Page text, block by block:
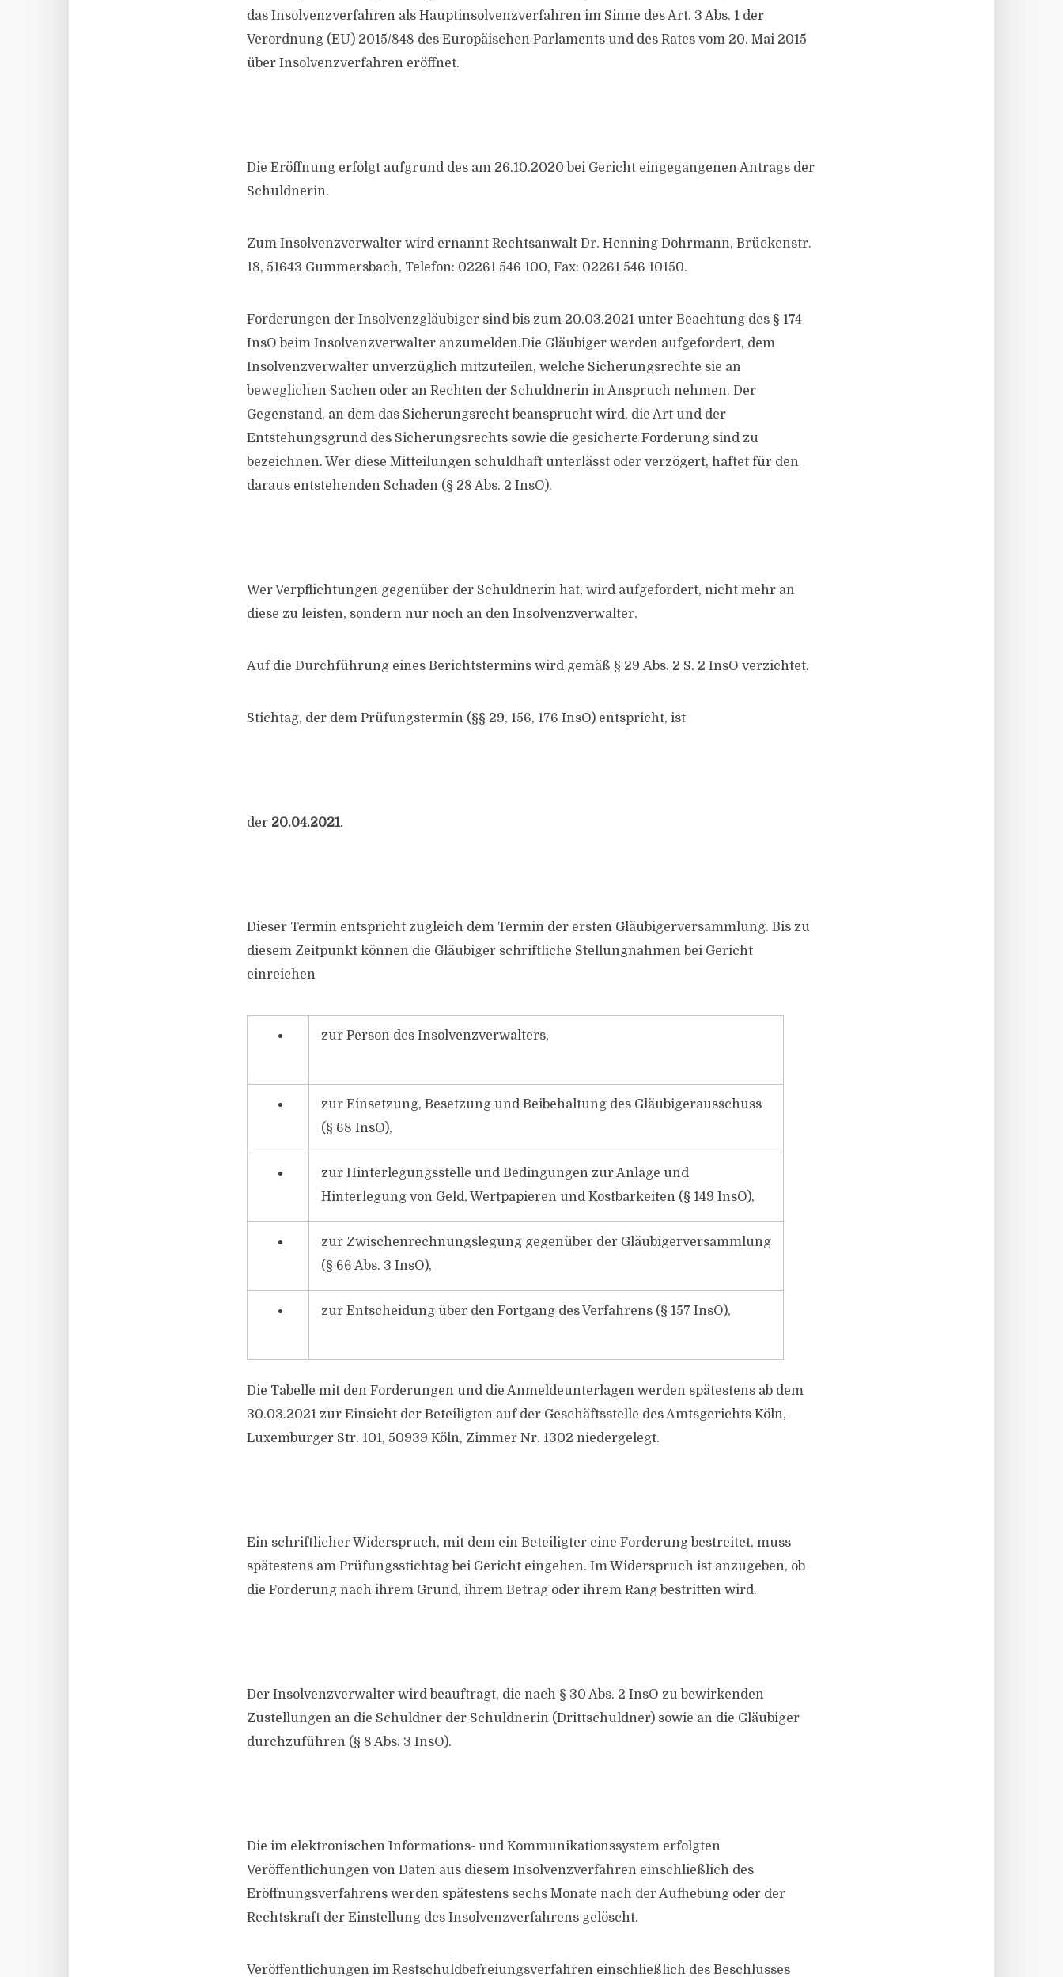
das Insolvenzverfahren als Hauptinsolvenzverfahren im Sinne des Art. 3 Abs. 1 der
Verordnung (EU) 2015/848 des Europäischen Parlaments und des Rates vom 20. Mai 2015
über Insolvenzverfahren eröffnet.
Die Eröffnung erfolgt aufgrund des am 26.10.2020 bei Gericht eingegangenen Antrags der
Schuldnerin.
Zum Insolvenzverwalter wird ernannt Rechtsanwalt Dr. Henning Dohrmann, Brückenstr.
18, 51643 Gummersbach, Telefon: 02261 546 100, Fax: 02261 546 10150.
Forderungen der Insolvenzgläubiger sind bis zum 20.03.2021 unter Beachtung des § 174
InsO beim Insolvenzverwalter anzumelden.Die Gläubiger werden aufgefordert, dem
Insolvenzverwalter unverzüglich mitzuteilen, welche Sicherungsrechte sie an
beweglichen Sachen oder an Rechten der Schuldnerin in Anspruch nehmen. Der
Gegenstand, an dem das Sicherungsrecht beansprucht wird, die Art und der
Entstehungsgrund des Sicherungsrechts sowie die gesicherte Forderung sind zu
bezeichnen. Wer diese Mitteilungen schuldhaft unterlässt oder verzögert, haftet für den
daraus entstehenden Schaden (§ 28 Abs. 2 InsO).
Wer Verpflichtungen gegenüber der Schuldnerin hat, wird aufgefordert, nicht mehr an
diese zu leisten, sondern nur noch an den Insolvenzverwalter.
Auf die Durchführung eines Berichtstermins wird gemäß § 29 Abs. 2 S. 2 InsO verzichtet.
Stichtag, der dem Prüfungstermin (§§ 29, 156, 176 InsO) entspricht, ist
der 20.04.2021.
Dieser Termin entspricht zugleich dem Termin der ersten Gläubigerversammlung. Bis zu
diesem Zeitpunkt können die Gläubiger schriftliche Stellungnahmen bei Gericht
einreichen
zur Person des Insolvenzverwalters,
zur Einsetzung, Besetzung und Beibehaltung des Gläubigerausschuss
(§ 68 InsO),
zur Hinterlegungsstelle und Bedingungen zur Anlage und
Hinterlegung von Geld, Wertpapieren und Kostbarkeiten (§ 149 InsO),
zur Zwischenrechnungslegung gegenüber der Gläubigerversammlung
(§ 66 Abs. 3 InsO),
zur Entscheidung über den Fortgang des Verfahrens (§ 157 InsO),
Die Tabelle mit den Forderungen und die Anmeldeunterlagen werden spätestens ab dem
30.03.2021 zur Einsicht der Beteiligten auf der Geschäftsstelle des Amtsgerichts Köln,
Luxemburger Str. 101, 50939 Köln, Zimmer Nr. 1302 niedergelegt.
Ein schriftlicher Widerspruch, mit dem ein Beteiligter eine Forderung bestreitet, muss
spätestens am Prüfungsstichtag bei Gericht eingehen. Im Widerspruch ist anzugeben, ob
die Forderung nach ihrem Grund, ihrem Betrag oder ihrem Rang bestritten wird.
Der Insolvenzverwalter wird beauftragt, die nach § 30 Abs. 2 InsO zu bewirkenden
Zustellungen an die Schuldner der Schuldnerin (Drittschuldner) sowie an die Gläubiger
durchzuführen (§ 8 Abs. 3 InsO).
Die im elektronischen Informations- und Kommunikationssystem erfolgten
Veröffentlichungen von Daten aus diesem Insolvenzverfahren einschließlich des
Eröffnungsverfahrens werden spätestens sechs Monate nach der Aufhebung oder der
Rechtskraft der Einstellung des Insolvenzverfahrens gelöscht.
Veröffentlichungen im Restschuldbefreiungsverfahren einschließlich des Beschlusses